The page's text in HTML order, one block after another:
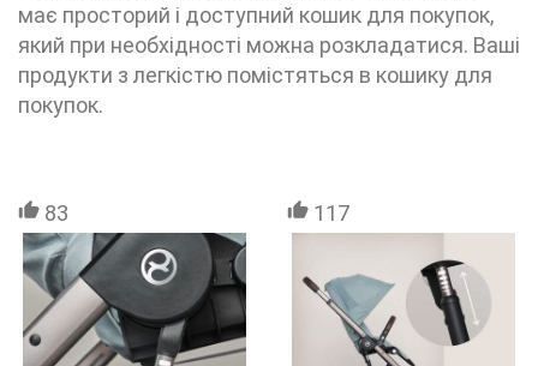
має просторий і доступний кошик для покупок,
який при необхідності можна розкладатися. Ваші
продукти з легкістю помістяться в кошику для
покупок.
83 117